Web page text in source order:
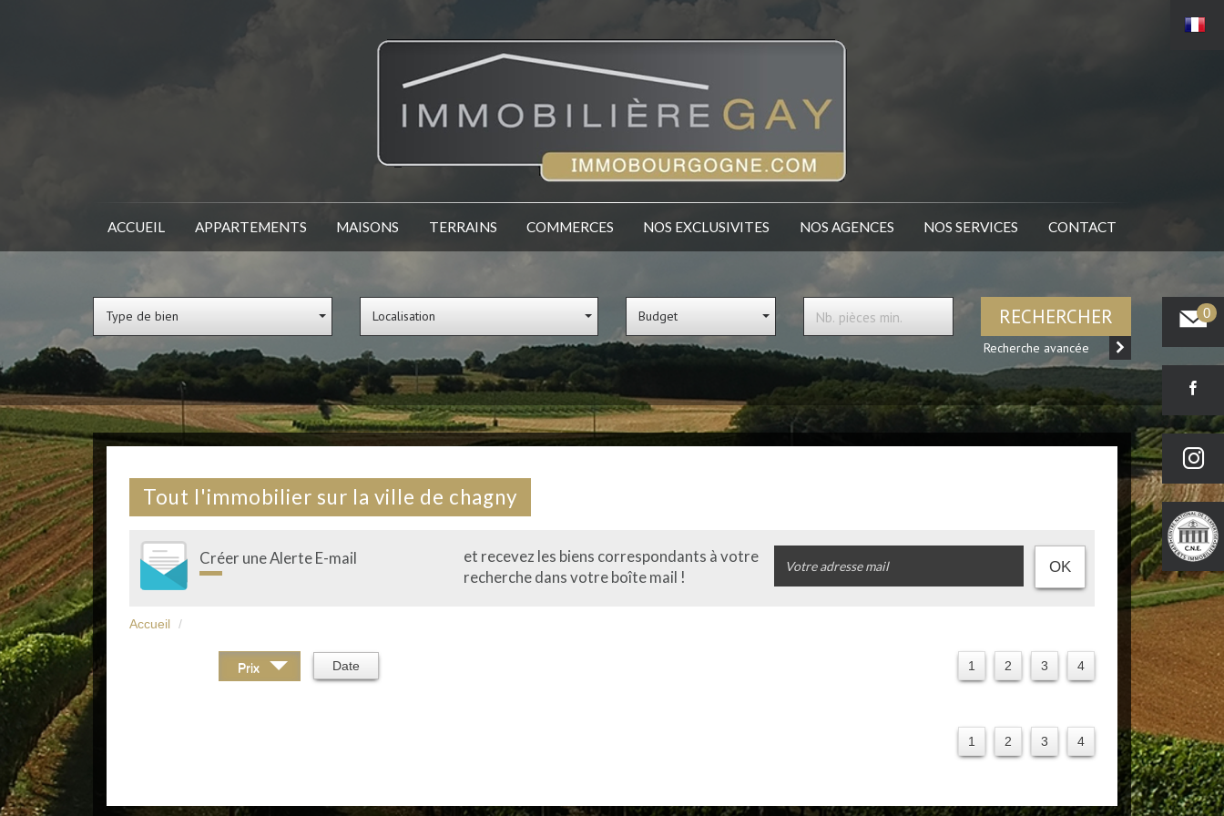
ACCUEIL APPARTEMENTS MAISONS TERRAINS COMMERCES NOS EXCLUSIVITES NOS AGENCES NOS SERVICES CONTACT
0
Type de bien Localisation Budget RECHERCHER
Recherche avancée
Tout l'immobilier sur la ville de chagny
Créer une Alerte E-mail
et recevez les biens correspondants à votre
recherche dans votre boîte mail !
OK
Accueil
Prix Date 1 2 3 4
1 2 3 4